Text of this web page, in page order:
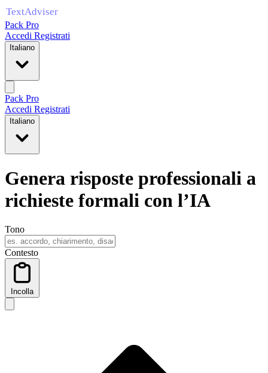
Pack Pro
Accedi Registrati
Italiano
Pack Pro
Accedi Registrati
Italiano
Genera risposte professionali a
richieste formali con l’IA
Tono
Contesto
Incolla